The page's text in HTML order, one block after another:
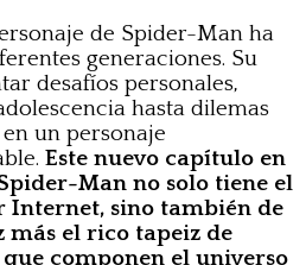
de Spider-Man ha
generaciones. Su
desafíos personales,
hasta dilemas
un personaje
Este nuevo capítulo en
Man no solo tiene el
Internet, sino también de
el rico tapeiz de
componen el universo